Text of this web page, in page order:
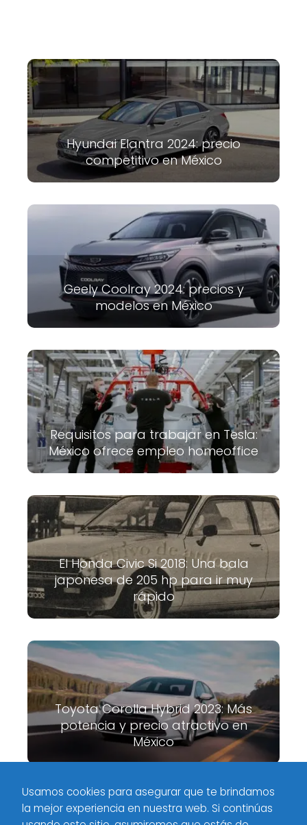
Hyundai Elantra 2024: precio
competitivo en México
Geely Coolray 2024: precios y
modelos en México
Requisitos para trabajar en Tesla:
México ofrece empleo homeoffice
El Honda Civic Si 2018: Una bala
japonesa de 205 hp para ir muy
rápido
Toyota Corolla Hybrid 2023: Más
potencia y precio atractivo en
México
Meximotores Industria
El Jaguar F-Type 2020 se renueva con
Usamos cookies para asegurar que te brindamos
la mejor experiencia en nuestra web. Si continúas